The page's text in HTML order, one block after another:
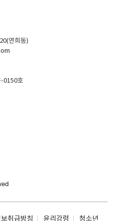
연희동)
0150호
취급방침 윤리강령 청소년